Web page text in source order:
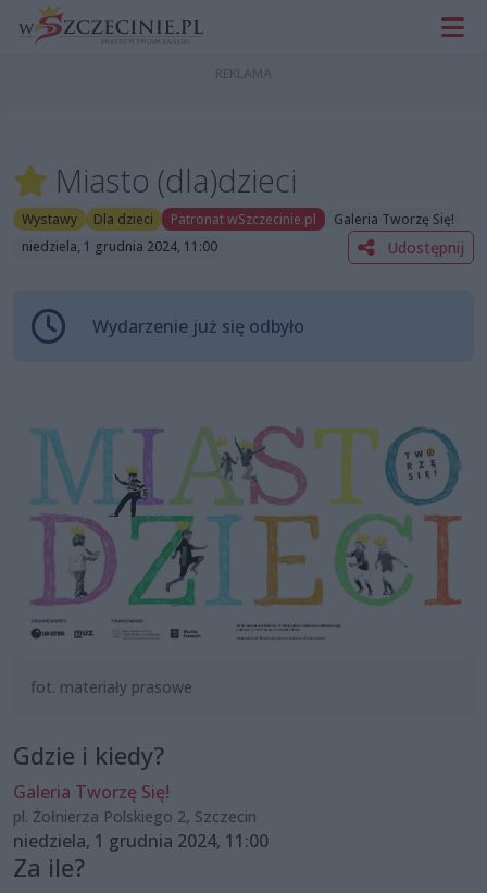
Miasto (dla)dzieci
Wystawy Dla dzieci Patronat wSzczecinie.pl
Galeria Tworzę Się!
niedziela, 1 grudnia 2024, 11:00
Udostępnij
Wydarzenie już się odbyło
fot. materiały prasowe
Gdzie i kiedy?
Galeria Tworzę Się!
pl. Żołnierza Polskiego 2, Szczecin
niedziela, 1 grudnia 2024, 11:00
Za ile?